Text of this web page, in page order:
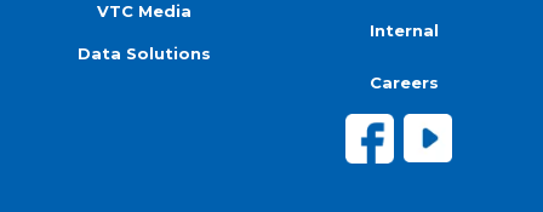
VTC Media
Data Solutions
Internal
Careers